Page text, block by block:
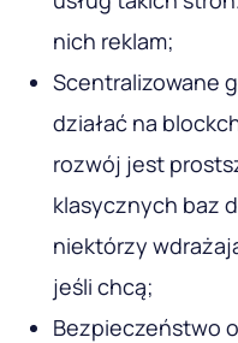
nich reklam;
Scentralizowane
działać na
rozwój jest
klasycznych baz
niektórzy
jeśli chcą;
Bezpieczeństwo